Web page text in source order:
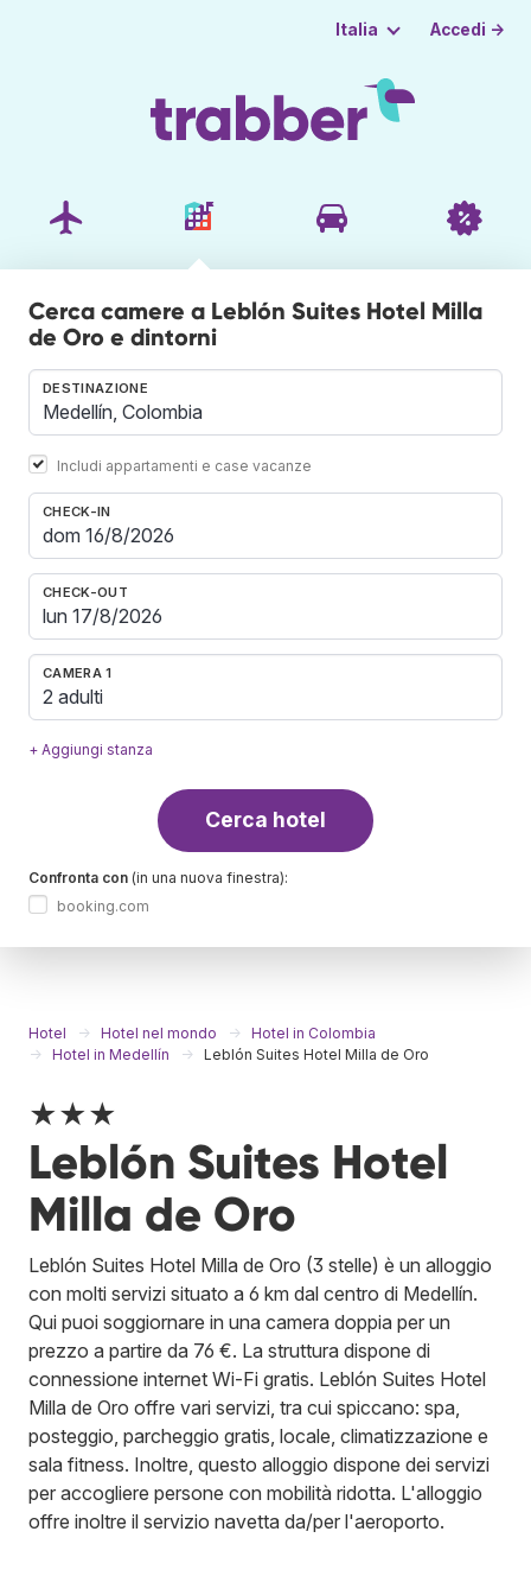
Italia Accedi →
Cerca camere a Leblón Suites Hotel Milla
de Oro e dintorni
DESTINAZIONE
Includi appartamenti e case vacanze
CHECK-IN
CHECK-OUT
CAMERA 1
2 adulti
+ Aggiungi stanza
Cerca hotel
Confronta con (in una nuova finestra):
booking.com
Hotel Hotel nel mondo
Hotel in Colombia
Hotel in Medellín
Leblón Suites Hotel Milla de Oro
★★★
Leblón Suites Hotel
Milla de Oro
Leblón Suites Hotel Milla de Oro (3 stelle) è un alloggio
con molti servizi situato a 6 km dal centro di Medellín.
Qui puoi soggiornare in una camera doppia per un
prezzo a partire da 76 €. La struttura dispone di
connessione internet Wi-Fi gratis. Leblón Suites Hotel
Milla de Oro offre vari servizi, tra cui spiccano: spa,
posteggio, parcheggio gratis, locale, climatizzazione e
sala fitness. Inoltre, questo alloggio dispone dei servizi
per accogliere persone con mobilità ridotta. L'alloggio
offre inoltre il servizio navetta da/per l'aeroporto.